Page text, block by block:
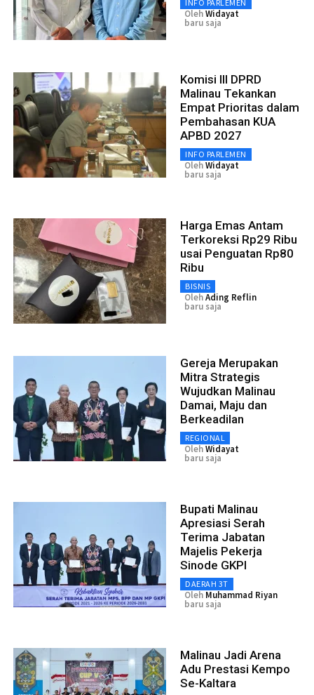
INFO PARLEMEN
OlehWidayat
baru saja
Komisi III DPRD
Malinau Tekankan
Empat Prioritas dalam
Pembahasan KUA
APBD 2027
INFO PARLEMEN
OlehWidayat
baru saja
Harga Emas Antam
Terkoreksi Rp29 Ribu
usai Penguatan Rp80
Ribu
BISNIS
OlehAding Reflin
baru saja
Gereja Merupakan
Mitra Strategis
Wujudkan Malinau
Damai, Maju dan
Berkeadilan
REGIONAL
OlehWidayat
baru saja
Bupati Malinau
Apresiasi Serah
Terima Jabatan
Majelis Pekerja
Sinode GKPI
DAERAH 3T
Oleh Muhammad Riyan
baru saja
Malinau Jadi Arena
Adu Prestasi Kempo
Se-Kaltara